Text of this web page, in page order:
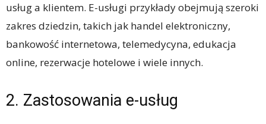
usług a klientem. E-usługi przykłady obejmują szeroki
zakres dziedzin, takich jak handel elektroniczny,
bankowość internetowa, telemedycyna, edukacja
online, rezerwacje hotelowe i wiele innych.
2. Zastosowania e-usług